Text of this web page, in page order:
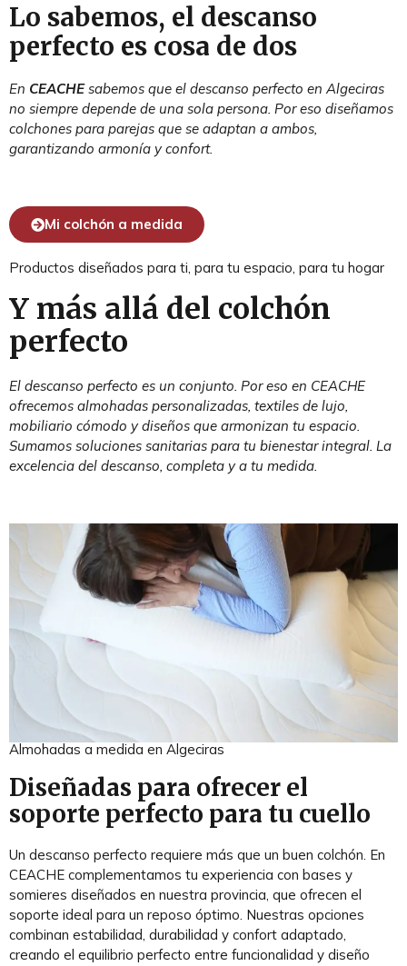
Lo sabemos, el descanso
perfecto es cosa de dos
En CEACHEsabemos que el descanso perfecto en Algeciras
no siempre depende de una sola persona. Por eso diseñamos
colchones para parejas que se adaptan a ambos,
garantizando armonía y confort.
Mi colchón a medida
Productos diseñados para ti, para tu espacio, para tu hogar
Y más allá del colchón
perfecto
El descanso perfecto es un conjunto. Por eso en CEACHE
ofrecemos almohadas personalizadas, textiles de lujo,
mobiliario cómodo y diseños que armonizan tu espacio.
Sumamos soluciones sanitarias para tu bienestar integral. La
excelencia del descanso, completa y a tu medida.
Almohadas a medida en Algeciras
Diseñadas para ofrecer el
soporte perfecto para tu cuello
Un descanso perfecto requiere más que un buen colchón. En
CEACHE complementamos tu experiencia con bases y
somieres diseñados en nuestra provincia, que ofrecen el
soporte ideal para un reposo óptimo. Nuestras opciones
combinan estabilidad, durabilidad y confort adaptado,
creando el equilibrio perfecto entre funcionalidad y diseño